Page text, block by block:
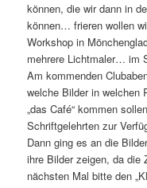
können, die wir dann in
können… frieren wollen
Workshop in
mehrere Lichtmaler… im
Am kommenden
welche Bilder in welchen
„das Café“ kommen
Schriftgelehrten zur
Dann ging es an die
ihre Bilder zeigen, da
nächsten Mal bitte den